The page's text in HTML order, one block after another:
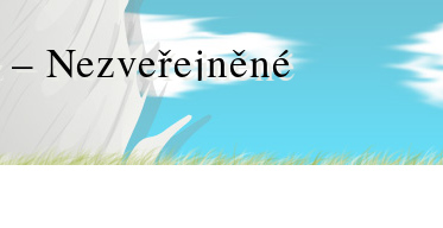
– Nezveřejněné